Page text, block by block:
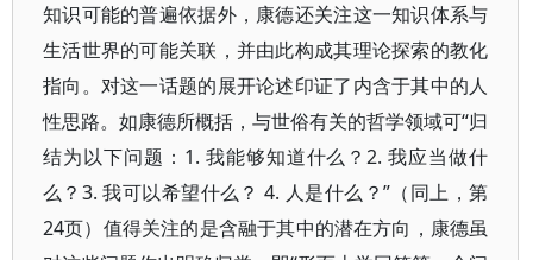
知识可能的普遍依据外，康德还关注这一知识体系与
生活世界的可能关联，并由此构成其理论探索的教化
指向。对这一话题的展开论述印证了内含于其中的人
性思路。如康德所概括，与世俗有关的哲学领域可“归
结为以下问题：1. 我能够知道什么？2. 我应当做什
么？3. 我可以希望什么？ 4. 人是什么？”（同上，第
24页）值得关注的是含融于其中的潜在方向，康德虽